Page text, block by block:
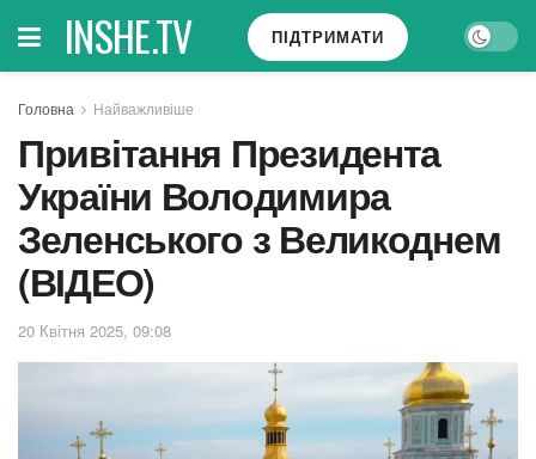
INSHE.TV ПІДТРИМАТИ
Головна Найважливіше
Привітання Президента
України Володимира
Зеленського з Великоднем
(ВІДЕО)
20 Квітня 2025, 09:08